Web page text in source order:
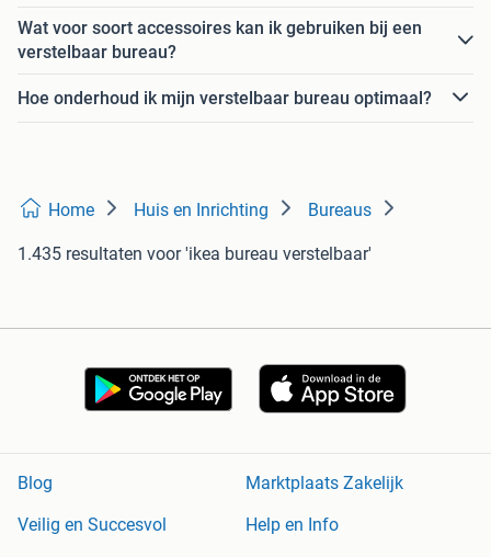
Wat voor soort accessoires kan ik gebruiken bij een
verstelbaar bureau?
Hoe onderhoud ik mijn verstelbaar bureau optimaal?
Home Huis en Inrichting Bureaus
1.435 resultaten voor 'ikea bureau verstelbaar'
Blog
Marktplaats Zakelijk
Veilig en Succesvol
Help en Info